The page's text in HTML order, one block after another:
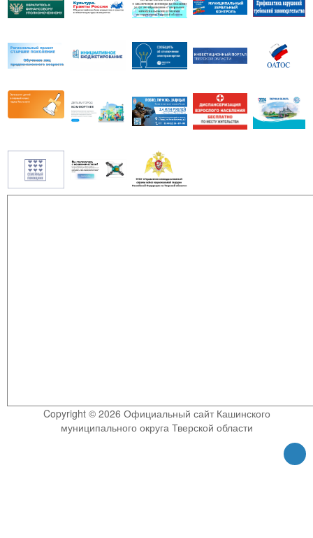
Copyright © 2026 Официальный сайт Кашинского
муниципального округа Тверской области